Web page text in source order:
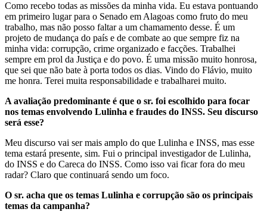
Como recebo todas as missões da minha vida. Eu estava pontuando
em primeiro lugar para o Senado em Alagoas como fruto do meu
trabalho, mas não posso faltar a um chamamento desse. É um
projeto de mudança do país e de combate ao que sempre fiz na
minha vida: corrupção, crime organizado e facções. Trabalhei
sempre em prol da Justiça e do povo. É uma missão muito honrosa,
que sei que não bate à porta todos os dias. Vindo do Flávio, muito
me honra. Terei muita responsabilidade e trabalharei muito.
A avaliação predominante é que o sr. foi escolhido para focar
nos temas envolvendo Lulinha e fraudes do INSS. Seu discurso
será esse?
Meu discurso vai ser mais amplo do que Lulinha e INSS, mas esse
tema estará presente, sim. Fui o principal investigador de Lulinha,
do INSS e do Careca do INSS. Como isso vai ficar fora do meu
radar? Claro que continuará sendo um foco.
O sr. acha que os temas Lulinha e corrupção são os principais
temas da campanha?